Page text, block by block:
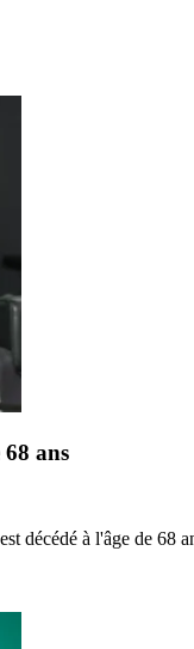
68 ans
décédé à l'âge de 68